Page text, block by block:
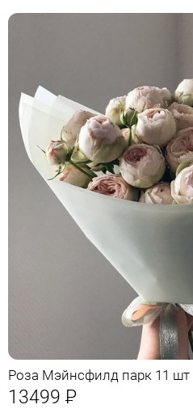
Роза Мэйнсфилд парк 11 шт
13499 Р